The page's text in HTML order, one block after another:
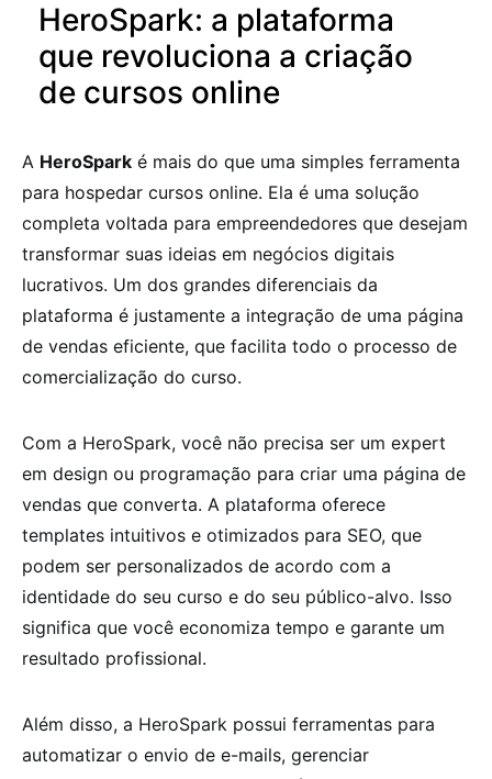
HeroSpark: a plataforma
que revoluciona a criação
de cursos online
A HeroSpark é mais do que uma simples ferramenta
para hospedar cursos online. Ela é uma solução
completa voltada para empreendedores que desejam
transformar suas ideias em negócios digitais
lucrativos. Um dos grandes diferenciais da
plataforma é justamente a integração de uma página
de vendas eficiente, que facilita todo o processo de
comercialização do curso.
Com a HeroSpark, você não precisa ser um expert
em design ou programação para criar uma página de
vendas que converta. A plataforma oferece
templates intuitivos e otimizados para SEO, que
podem ser personalizados de acordo com a
identidade do seu curso e do seu público-alvo. Isso
significa que você economiza tempo e garante um
resultado profissional.
Além disso, a HeroSpark possui ferramentas para
automatizar o envio de e-mails, gerenciar